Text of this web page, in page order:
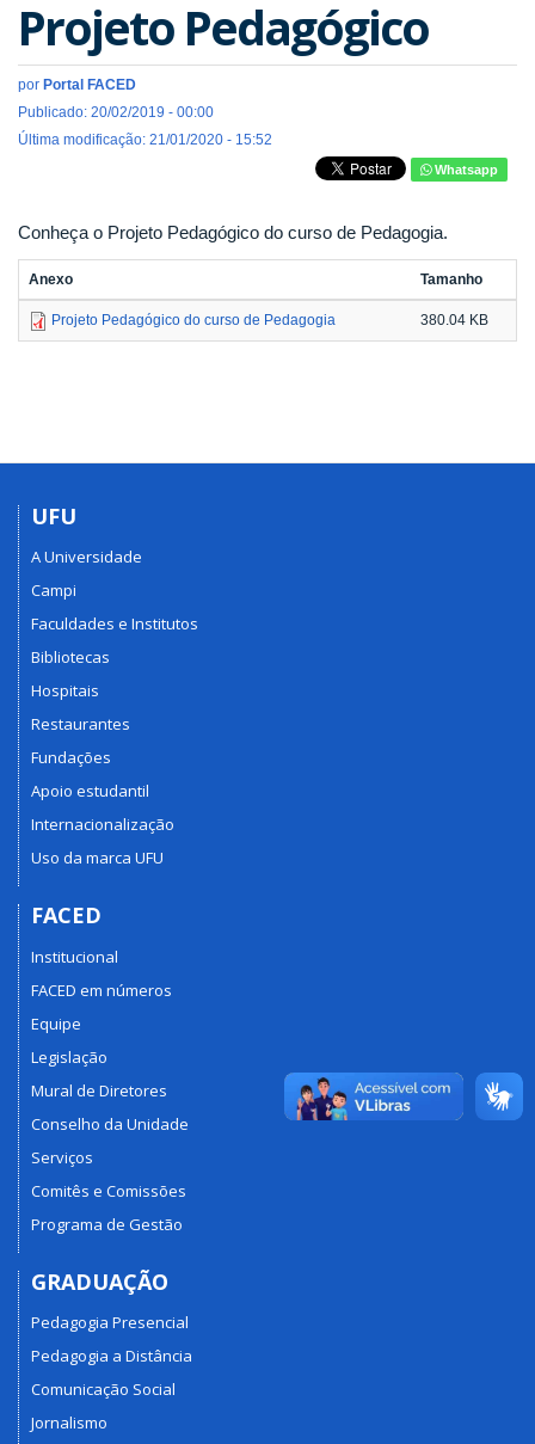
Projeto Pedagógico
por Portal FACED
Publicado: 20/02/2019 - 00:00
Última modificação: 21/01/2020 - 15:52
Whatsapp
Conheça o Projeto Pedagógico do curso de Pedagogia.
Anexo Tamanho
Projeto Pedagógico do curso de Pedagogia 380.04 KB
UFU
A Universidade
Campi
Faculdades e Institutos
Bibliotecas
Hospitais
Restaurantes
Fundações
Apoio estudantil
Internacionalização
Uso da marca UFU
FACED
Institucional
FACED em números
Equipe
Legislação
Mural de Diretores
Conselho da Unidade
Serviços
Comitês e Comissões
Programa de Gestão
GRADUAÇÃO
Pedagogia Presencial
Pedagogia a Distância
Comunicação Social
Jornalismo